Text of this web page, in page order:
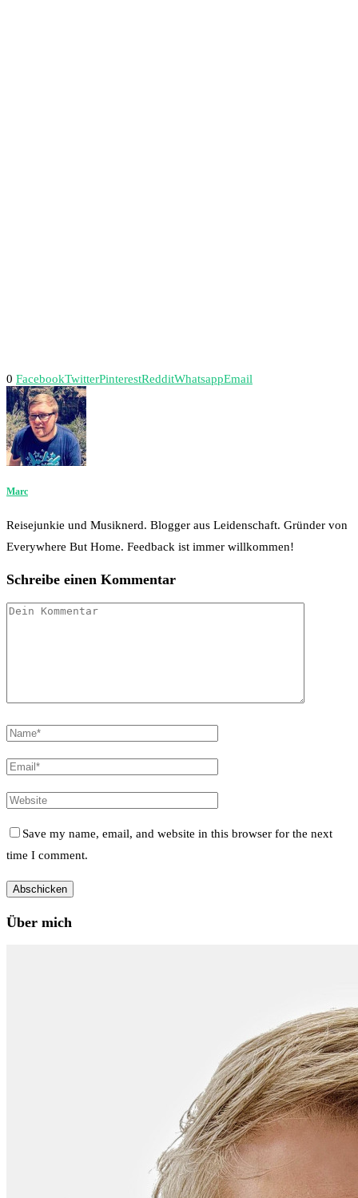
0 FacebookTwitterPinterestRedditWhatsappEmail
Marc
Reisejunkie und Musiknerd. Blogger aus Leidenschaft. Gründer von
Everywhere But Home. Feedback ist immer willkommen!
Schreibe einen Kommentar
Save my name, email, and website in this browser for the next
time I comment.
Über mich